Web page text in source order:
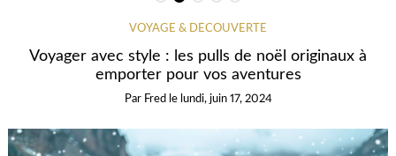
VOYAGE & DÉCOUVERTE
Voyager avec style : les pulls de noël originaux à
emporter pour vos aventures
Par Fred le lundi, juin 17, 2024